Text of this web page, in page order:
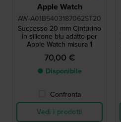
Apple Watch
AW-A01B5403187062ST20
Successo 20 mm Cinturino
in silicone blu adatto per
Apple Watch misura 1
70,00 €
● Disponibile
Confronta
Vedi i prodotti